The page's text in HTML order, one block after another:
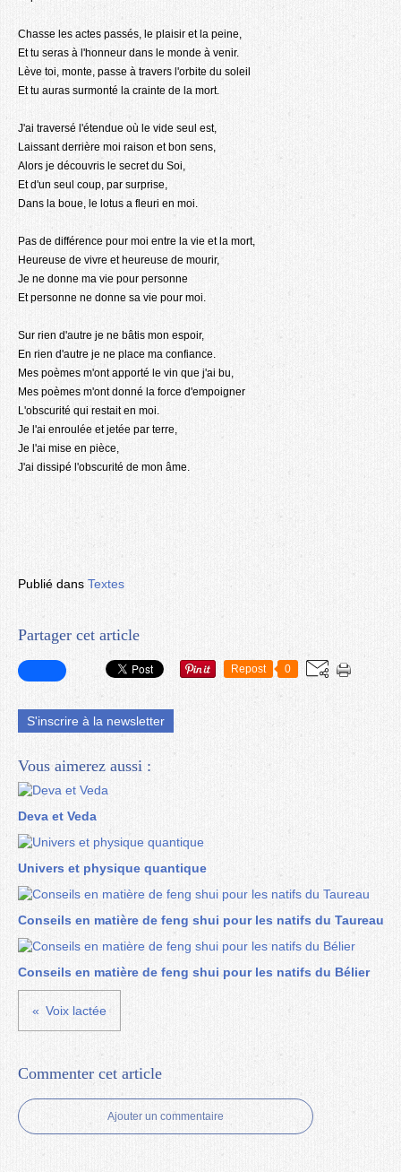
Chasse les actes passés, le plaisir et la peine,
Et tu seras à l'honneur dans le monde à venir.
Lève toi, monte, passe à travers l'orbite du soleil
Et tu auras surmonté la crainte de la mort.
J'ai traversé l'étendue où le vide seul est,
Laissant derrière moi raison et bon sens,
Alors je découvris le secret du Soi,
Et d'un seul coup, par surprise,
Dans la boue, le lotus a fleuri en moi.
Pas de différence pour moi entre la vie et la mort,
Heureuse de vivre et heureuse de mourir,
Je ne donne ma vie pour personne
Et personne ne donne sa vie pour moi.
Sur rien d'autre je ne bâtis mon espoir,
En rien d'autre je ne place ma confiance.
Mes poèmes m'ont apporté le vin que j'ai bu,
Mes poèmes m'ont donné la force d'empoigner
L'obscurité qui restait en moi.
Je l'ai enroulée et jetée par terre,
Je l'ai mise en pièce,
J'ai dissipé l'obscurité de mon âme.
Publié dans Textes
Partager cet article
Repost 0
S'inscrire à la newsletter
Vous aimerez aussi :
Deva et Veda
Univers et physique quantique
Conseils en matière de feng shui pour les natifs du Taureau
Conseils en matière de feng shui pour les natifs du Bélier
Voix lactée
Commenter cet article
Ajouter un commentaire